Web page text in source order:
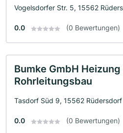
Vogelsdorfer Str. 5, 15562
0.0 (0 Bewertungen)
Bumke GmbH
Rohrleitungsbau
Tasdorf Süd 9, 15562 Rüdersdorf
0.0 (0 Bewertungen)